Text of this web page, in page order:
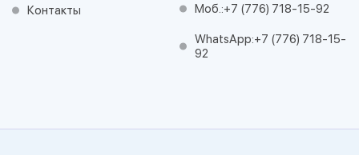
Контакты Моб.:+7 (776) 718-15-92
WhatsApp:+7 (776) 718-15-
92